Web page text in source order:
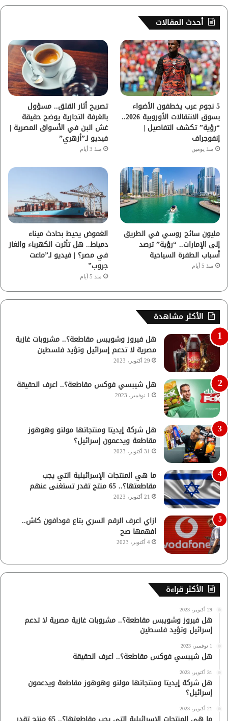
س
ب
و
ك
ر
ي
و
ب
ت
ق
ر
ا
م
أحدث المقالات
5 نجوم عرب يخطفون الأضواء
بسوق الانتقالات الأوروبية 2026..
“رؤية” تكشف التفاصيل |
إنفوجراف
منذ يومين
تصريح أثار القلق.. مسؤول
بالغرفة التجارية يوضح حقيقة
غش البن في الأسواق المصرية |
فيديو لـ”أزهري”
منذ 3 أيام
مليون سائح روسي في الطريق
إلى الإمارات.. “رؤية” ترصد
أسباب الطفرة السياحية
منذ 5 أيام
الغموض يحيط بحادث ميناء
دمياط.. هل تأثرت الكهرباء والغاز
في مصر؟ | فيديو لـ”ماعت
جروب”
منذ 5 أيام
الأكثر مشاهدة
هل فيروز وشويبس مقاطعة؟.. مشروبات غازية
مصرية لا تدعم إسرائيل وتؤيد فلسطين
29 أكتوبر، 2023
هل شيبسي فوكس مقاطعة؟.. اعرف الحقيقة
1 نوفمبر، 2023
هل شركة إيديتا ومنتجاتها مولتو وهوهوز
مقاطعة ويدعمون إسرائيل؟
31 أكتوبر، 2023
ما هي المنتجات الإسرائيلية التي يجب
مقاطعتها؟.. 65 منتج تقدر تستغنى عنهم
21 أكتوبر، 2023
ازاي اعرف الرقم السري بتاع فودافون كاش..
افهمها صح
4 أكتوبر، 2023
الأكثر قراءة
29 أكتوبر، 2023
هل فيروز وشويبس مقاطعة؟.. مشروبات غازية مصرية لا تدعم
إسرائيل وتؤيد فلسطين
1 نوفمبر، 2023
هل شيبسي فوكس مقاطعة؟.. اعرف الحقيقة
31 أكتوبر، 2023
هل شركة إيديتا ومنتجاتها مولتو وهوهوز مقاطعة ويدعمون
إسرائيل؟
21 أكتوبر، 2023